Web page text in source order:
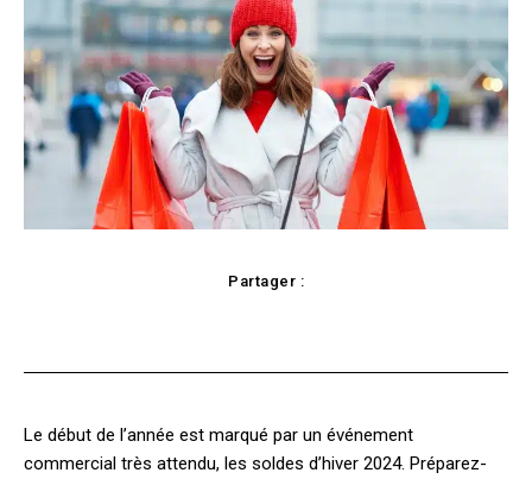
Partager :
Le début de l’année est marqué par un événement
commercial très attendu, les soldes d’hiver 2024. Préparez-